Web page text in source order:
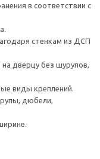
в соответствии с
стенкам из ДСП
дверцу без шурупов,
виды креплений.
дюбели,